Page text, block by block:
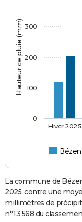
Hauteur de pluie (mm)
Hiver 2025
0
100
200
300
La commune de
2025, contre une
millimètres de
n°13 568 du